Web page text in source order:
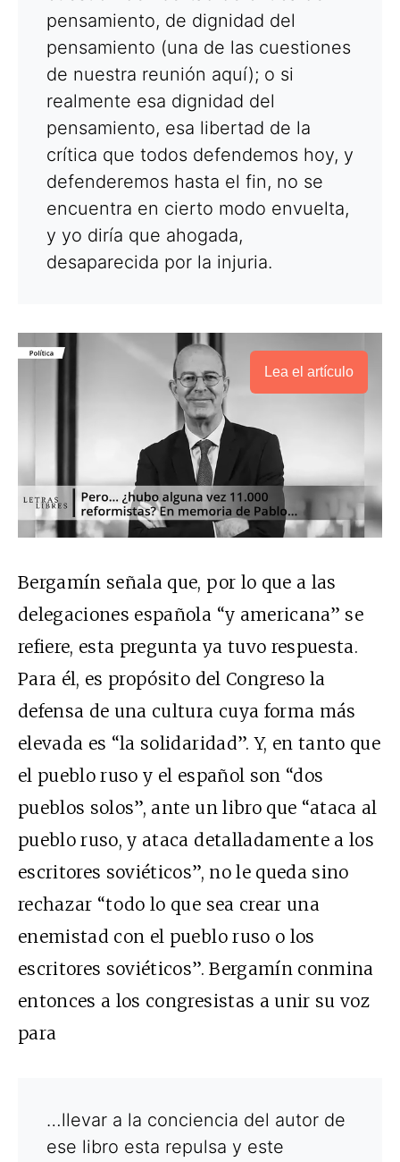
pensamiento, de dignidad del
pensamiento (una de las cuestiones
de nuestra reunión aquí); o si
realmente esa dignidad del
pensamiento, esa libertad de la
crítica que todos defendemos hoy, y
defenderemos hasta el fin, no se
encuentra en cierto modo envuelta,
y yo diría que ahogada,
desaparecida por la injuria.
Lea el artículo
Bergamín señala que, por lo que a las
delegaciones española “y americana” se
refiere, esta pregunta ya tuvo respuesta.
Para él, es propósito del Congreso la
defensa de una cultura cuya forma más
elevada es “la solidaridad”. Y, en tanto que
el pueblo ruso y el español son “dos
pueblos solos”, ante un libro que “ataca al
pueblo ruso, y ataca detalladamente a los
escritores soviéticos”, no le queda sino
rechazar “todo lo que sea crear una
enemistad con el pueblo ruso o los
escritores soviéticos”. Bergamín conmina
entonces a los congresistas a unir su voz
para
…llevar a la conciencia del autor de
ese libro esta repulsa y este